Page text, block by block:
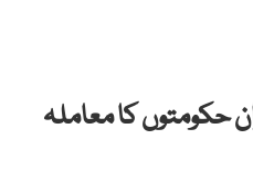
حکومتوں کا معاملہ